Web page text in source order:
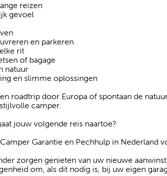
reizen
gevoel
en parkeren
rit
of bagage
natuur
en slimme oplossingen
roadtrip door Europa of spontaan de
camper.
jouw volgende reis naartoe?
Garantie en Pechhulp in Nederland
zorgen genieten van uw nieuwe
om, als dit nodig is, bij uw eigen